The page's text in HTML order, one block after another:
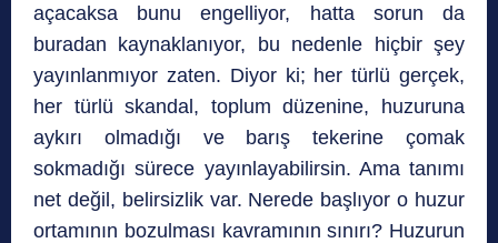
açacaksa bunu engelliyor, hatta sorun da
buradan kaynaklanıyor, bu nedenle hiçbir şey
yayınlanmıyor zaten. Diyor ki; her türlü gerçek,
her türlü skandal, toplum düzenine, huzuruna
aykırı olmadığı ve barış tekerine çomak
sokmadığı sürece yayınlayabilirsin. Ama tanımı
net değil, belirsizlik var. Nerede başlıyor o huzur
ortamının bozulması kavramının sınırı? Huzurun